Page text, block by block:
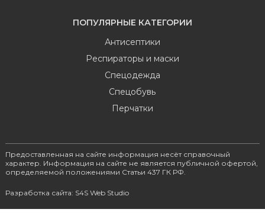
ПОПУЛЯРНЫЕ КАТЕГОРИИ
Антисептики
Респираторы и маски
Спецодежда
Спецобувь
Перчатки
Предоставленная на сайте информация несёт справочный
характер. Информация на сайте не является публичной офертой,
определяемой положениями Статьи 437 ГК РФ.
Разработка сайта: S4S Web Studio